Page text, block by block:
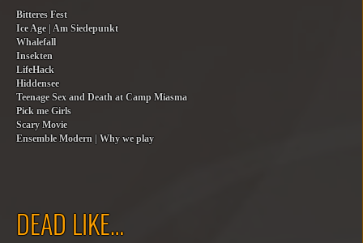
Bitteres Fest
Ice Age | Am Siedepunkt
Whalefall
Insekten
LifeHack
Hiddensee
Teenage Sex and Death at Camp Miasma
Pick me Girls
Scary Movie
Ensemble Modern | Why we play
DEAD LIKE…